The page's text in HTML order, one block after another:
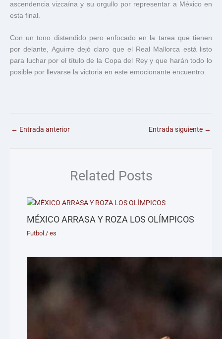
ascendencia vizcaína y su orgullo por representar a México en
esta final.
Con un tono distendido pero enfocado en la tarea que tienen
por delante, Aguirre dejó claro que el Real Mallorca está listo
para luchar por el título de la Copa del Rey y que harán todo lo
posible por llevarse la victoria en este emocionante encuentro.
← Entrada anterior Entrada siguiente →
Related Posts
MÉXICO ARRASA Y ROZA LOS OLÍMPICOS
Futbol /es